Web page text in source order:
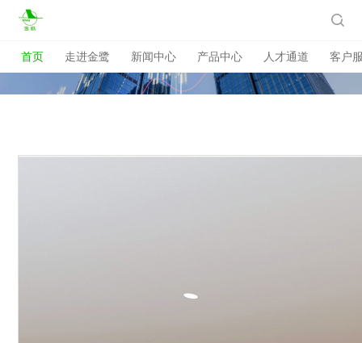
首页 走进金鹭 新闻中心 产品中心 人才通道 客户
